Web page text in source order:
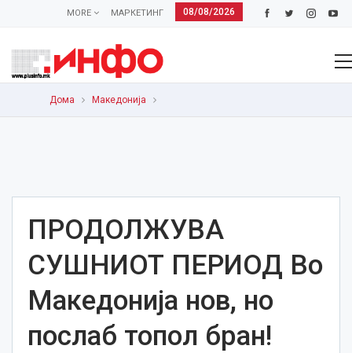
08/08/2026
МАРКЕТИНГ
MORE
Дома Македонија
ПРОДОЛЖУВА
СУШНИОТ ПЕРИОД Во
Македонија нов, но
послаб топол бран!